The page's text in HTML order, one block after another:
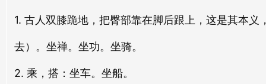
1. 古人双膝跪地，把臀部靠在脚后跟上，这是其本
去）。坐禅。坐功。坐骑。
2. 乘，搭：坐车。坐船。